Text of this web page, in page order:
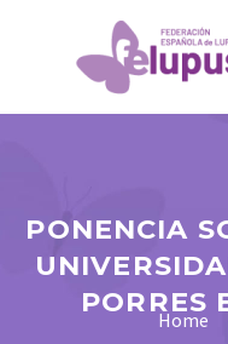
PONENCIA
PORRES
Home